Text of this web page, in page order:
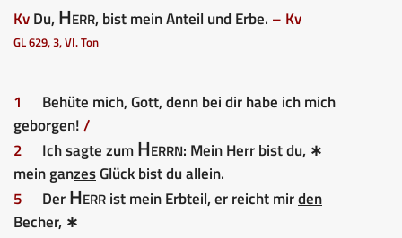
KvDu, Herr, bist mein Anteil und Erbe. – Kv
GL 629, 3, VI. Ton
1
Behüte mich, Gott, denn bei dir habe ich mich
geborgen!/
2
Ich sagte zumHerrn: Mein Herrbistdu, ∗
mein ganzesGlück bist du allein.
5
DerHerrist mein Erbteil, er reicht mirden
Becher, ∗